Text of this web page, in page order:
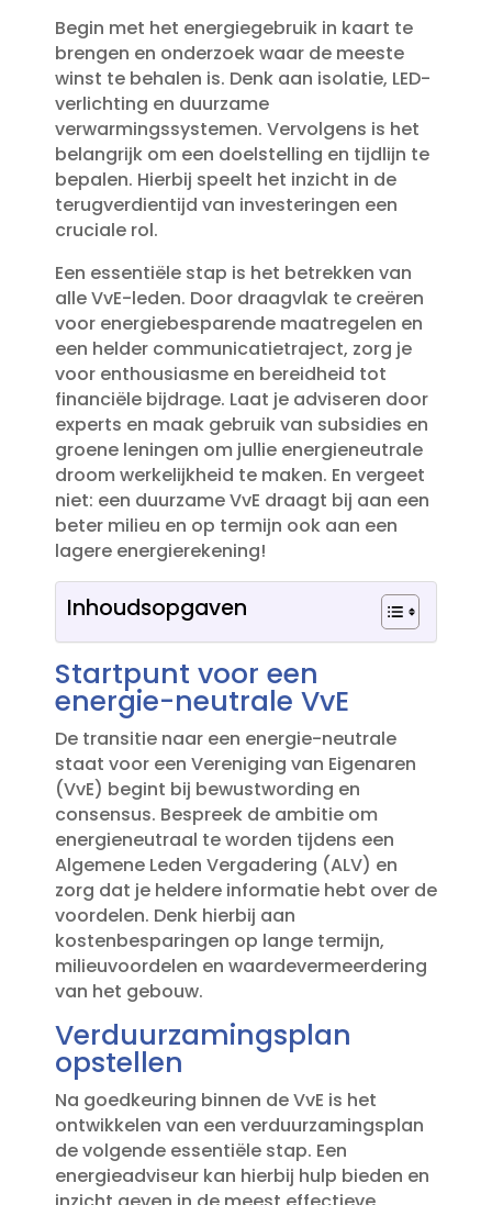
Begin met het energiegebruik in kaart te
brengen en onderzoek waar de meeste
winst te behalen is.​ Denk aan isolatie, LED-
verlichting en duurzame
verwarmingssystemen.​ Vervolgens is het
belangrijk om een doelstelling en tijdlijn te
bepalen.​ Hierbij speelt het inzicht in de
terugverdientijd van investeringen een
cruciale rol.​
Een essentiële stap is het betrekken van
alle VvE-leden.​ Door draagvlak te creëren
voor energiebesparende maatregelen en
een helder communicatietraject, zorg je
voor enthousiasme en bereidheid tot
financiële bijdrage.​ Laat je adviseren door
experts en maak gebruik van subsidies en
groene leningen om jullie energieneutrale
droom werkelijkheid te maken.​ En vergeet
niet: een duurzame VvE draagt bij aan een
beter milieu en op termijn ook aan een
lagere energierekening!
Inhoudsopgaven
Startpunt voor een
energie-neutrale VvE
De transitie naar een energie-neutrale
staat voor een Vereniging van Eigenaren
(VvE) begint bij bewustwording en
consensus.​ Bespreek de ambitie om
energieneutraal te worden tijdens een
Algemene Leden Vergadering (ALV) en
zorg dat je heldere informatie hebt over de
voordelen.​ Denk hierbij aan
kostenbesparingen op lange termijn,
milieuvoordelen en waardevermeerdering
van het gebouw.​
Verduurzamingsplan
opstellen
Na goedkeuring binnen de VvE is het
ontwikkelen van een verduurzamingsplan
de volgende essentiële stap.​ Een
energieadviseur kan hierbij hulp bieden en